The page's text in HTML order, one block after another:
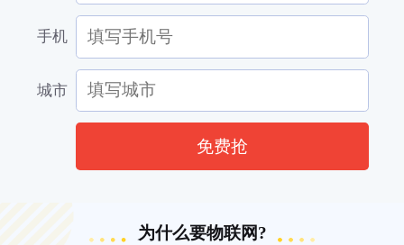
手机
城市
免费抢
为什么要物联网?